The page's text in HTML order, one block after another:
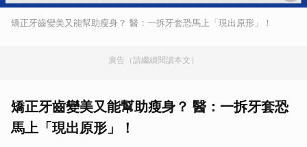
矯正牙齒變美又能幫助瘦身？ 醫：一拆牙套恐馬上「現出原形」！
廣告（請繼續閱讀本文）
矯正牙齒變美又能幫助瘦身？ 醫：一拆牙套恐
馬上「現出原形」！